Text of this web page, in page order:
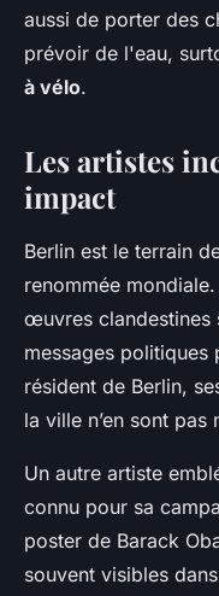
aussi de porter des
prévoir de l'eau,
à vélo.
Les artistes
impact
Berlin est le terrain
renommée
œuvres clandestines
messages politiques
résident de Berlin,
la ville n’en sont pas
Un autre artiste
connu pour sa
poster de Barack
souvent visibles